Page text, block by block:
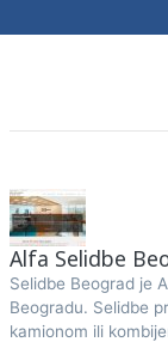
Alfa Selidbe
Selidbe Beograd je
Beogradu. Selidbe
kamionom ili